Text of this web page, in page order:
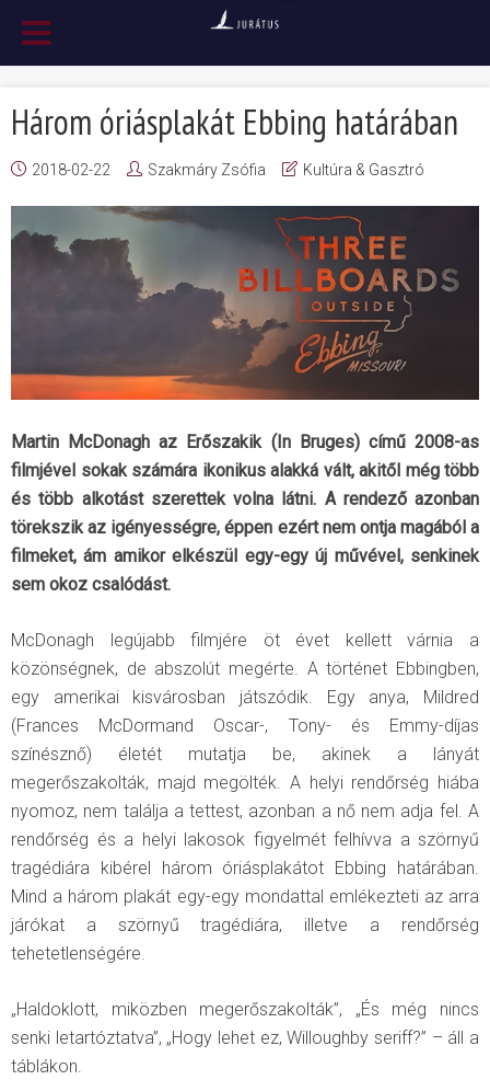
Három óriásplakát Ebbing határában
2018-02-22 Szakmáry Zsófia Kultúra & Gasztró
Martin McDonagh az Erőszakik (In Bruges) című 2008-as
filmjével sokak számára ikonikus alakká vált, akitől még több
és több alkotást szerettek volna látni. A rendező azonban
törekszik az igényességre, éppen ezért nem ontja magából a
filmeket, ám amikor elkészül egy-egy új művével, senkinek
sem okoz csalódást.
McDonagh legújabb filmjére öt évet kellett várnia a
közönségnek, de abszolút megérte. A történet Ebbingben,
egy amerikai kisvárosban játszódik. Egy anya, Mildred
(Frances McDormand Oscar-, Tony- és Emmy-díjas
színésznő) életét mutatja be, akinek a lányát
megerőszakolták, majd megölték. A helyi rendőrség hiába
nyomoz, nem találja a tettest, azonban a nő nem adja fel. A
rendőrség és a helyi lakosok figyelmét felhívva a szörnyű
tragédiára kibérel három óriásplakátot Ebbing határában.
Mind a három plakát egy-egy mondattal emlékezteti az arra
járókat a szörnyű tragédiára, illetve a rendőrség
tehetetlenségére.
„Haldoklott, miközben megerőszakolták”, „És még nincs
senki letartóztatva”, „Hogy lehet ez, Willoughby seriff?” – áll a
táblákon.